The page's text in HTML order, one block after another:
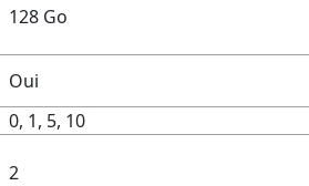
128 Go
Oui
0, 1, 5, 10
2